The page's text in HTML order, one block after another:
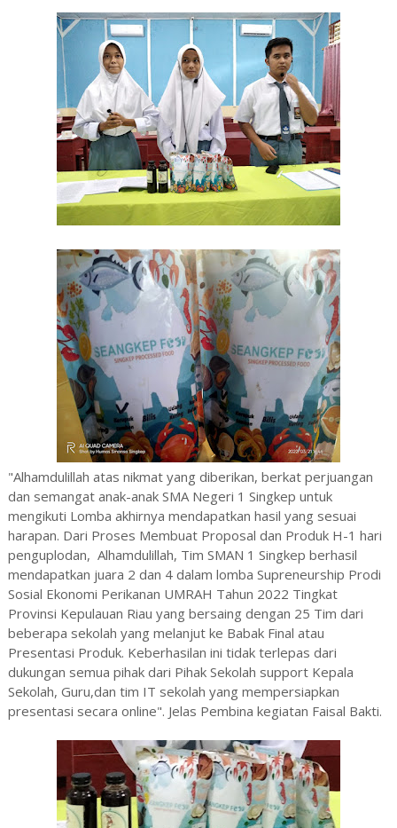
"Alhamdulillah atas nikmat yang diberikan, berkat perjuangan
dan semangat anak-anak SMA Negeri 1 Singkep untuk
mengikuti Lomba akhirnya mendapatkan hasil yang sesuai
harapan. Dari Proses Membuat Proposal dan Produk H-1 hari
penguplodan, Alhamdulillah, Tim SMAN 1 Singkep berhasil
mendapatkan juara 2 dan 4 dalam lomba Supreneurship Prodi
Sosial Ekonomi Perikanan UMRAH Tahun 2022 Tingkat
Provinsi Kepulauan Riau yang bersaing dengan 25 Tim dari
beberapa sekolah yang melanjut ke Babak Final atau
Presentasi Produk. Keberhasilan ini tidak terlepas dari
dukungan semua pihak dari Pihak Sekolah support Kepala
Sekolah, Guru,dan tim IT sekolah yang mempersiapkan
presentasi secara online". Jelas Pembina kegiatan Faisal Bakti.